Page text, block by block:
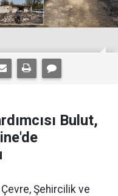
Bulut,
Şehircilik ve